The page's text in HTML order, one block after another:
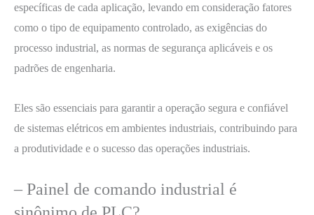
específicas de cada aplicação, levando em consideração fatores
como o tipo de equipamento controlado, as exigências do
processo industrial, as normas de segurança aplicáveis e os
padrões de engenharia.
Eles são essenciais para garantir a operação segura e confiável
de sistemas elétricos em ambientes industriais, contribuindo para
a produtividade e o sucesso das operações industriais.
– Painel de comando industrial é